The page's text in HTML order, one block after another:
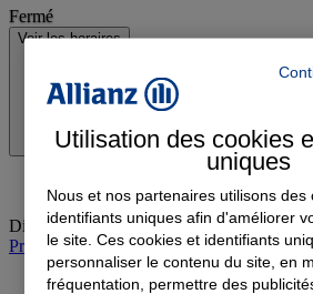
Fermé
Voir les horaires
Dimanche: Fermé
Prendre rendez-vous à l'agence
Utilisation des cookies
uniques
Nous et nos partenaires utilisons des
identifiants uniques afin d'améliorer
le site. Ces cookies et identifiants
personnaliser le contenu du site, en
fréquentation, permettre des